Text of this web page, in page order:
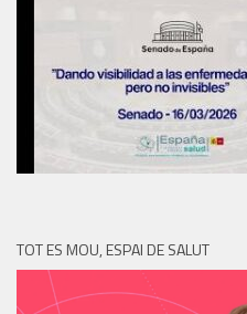
TOT ES MOU, ESPAI DE SALUT